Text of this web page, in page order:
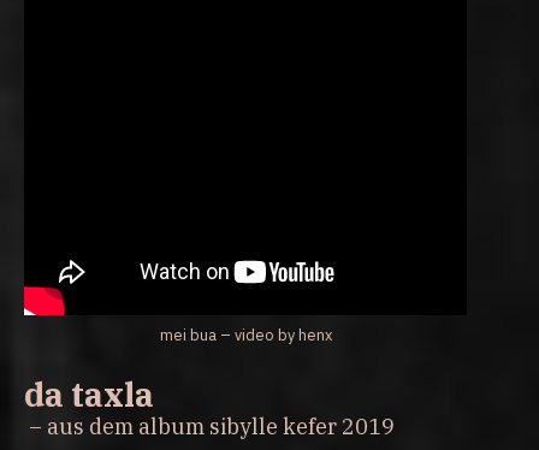
mei bua – video by henx
da taxla
– aus dem album sibylle kefer 2019